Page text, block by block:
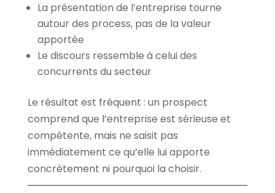
La présentation de l’entreprise tourne
autour des process, pas de la valeur
apportée
Le discours ressemble à celui des
concurrents du secteur
Le résultat est fréquent : un prospect
comprend que l’entreprise est sérieuse et
compétente, mais ne saisit pas
immédiatement ce qu’elle lui apporte
concrètement ni pourquoi la choisir.